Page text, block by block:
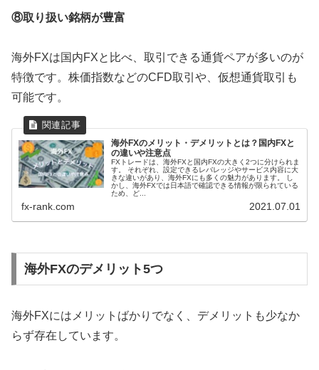
⑧取り扱い銘柄が豊富
海外FXは国内FXと比べ、取引できる通貨ペアが多いのが
特徴です。株価指数などのCFD取引や、仮想通貨取引も
可能です。
海外FXのメリット・デメリットとは？国内FXと
の違いや注意点
FXトレードは、海外FXと国内FXの大きく2つに分けられま
す。 それぞれ、設定できるレバレッジやサービス内容に大
きな違いがあり、海外FXにも多くの魅力があります。 し
かし、海外FXでは日本語で確認できる情報が限られている
ため、ど...
fx-rank.com 2021.07.01
海外FXのデメリット5つ
海外FXにはメリットばかりでなく、デメリットも少なか
らず存在しています。